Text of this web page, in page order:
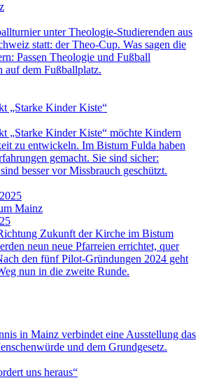
unter Theologie-Studierenden aus
statt: der Theo-Cup. Was sagen die
Passen Theologie und Fußball
auf dem Fußballplatz.
„Starke Kinder Kiste“
„Starke Kinder Kiste“ möchte Kindern
zu entwickeln. Im Bistum Fulda haben
gemacht. Sie sind sicher:
besser vor Missbrauch geschützt.
Mainz
Zukunft der Kirche im Bistum
neun neue Pfarreien errichtet, quer
den fünf Pilot-Gründungen 2024 geht
nun in die zweite Runde.
in Mainz verbindet eine Ausstellung das
und dem Grundgesetz.